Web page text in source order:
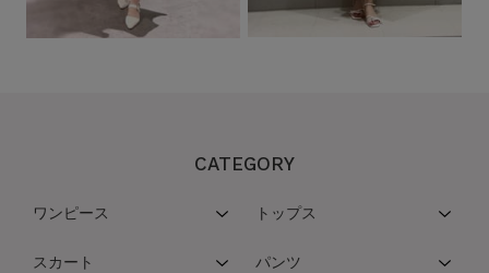
CATEGORY
ワンピース トップス
スカート パンツ